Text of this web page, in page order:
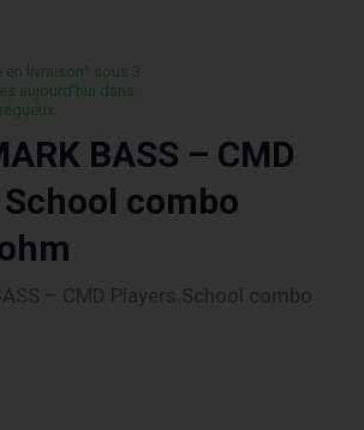
livraison¹ sous 3
aujourd’hui dans
BASS – CMD
combo
– CMD Players School combo